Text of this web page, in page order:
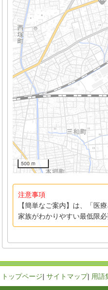
500 m
注意事項
【簡単なご案内】は、「医
家族がわかりやすい最低限
トップページ| サイトマップ| 用語